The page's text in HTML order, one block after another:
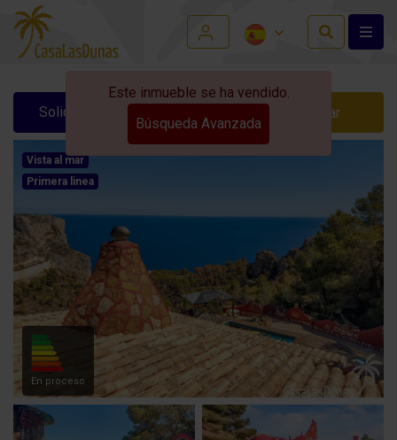
Solicitar información Contactar
Este inmueble se ha vendido.
Búsqueda Avanzada
Vista al mar
Primera linea
En proceso